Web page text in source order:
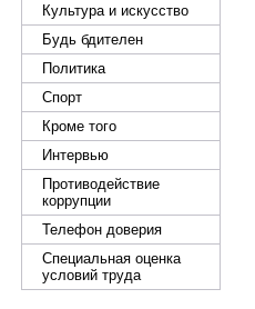
Культура и искусство
Будь бдителен
Политика
Спорт
Кроме того
Интервью
Противодействие
коррупции
Телефон доверия
Специальная оценка
условий труда